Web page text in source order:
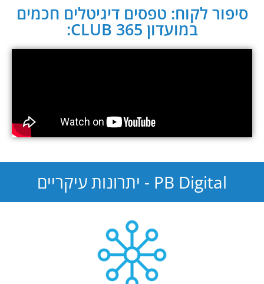
סיפור לקוח: טפסים דיגיטלים חכמים
במועדון CLUB 365:
PB Digital - יתרונות עיקריים